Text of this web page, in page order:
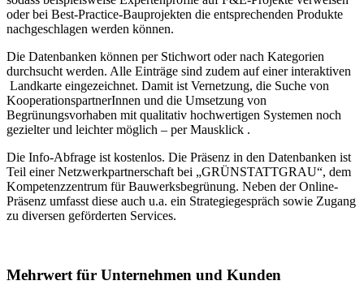
oder bei Best-Practice-Bauprojekten die entsprechenden Produkte
nachgeschlagen werden können.
Die Datenbanken können per Stichwort oder nach Kategorien
durchsucht werden. Alle Einträge sind zudem auf einer interaktiven
Landkarte eingezeichnet. Damit ist Vernetzung, die Suche von
KooperationspartnerInnen und die Umsetzung von
Begrünungsvorhaben mit qualitativ hochwertigen Systemen noch
gezielter und leichter möglich – per Mausklick .
Die Info-Abfrage ist kostenlos. Die Präsenz in den Datenbanken ist
Teil einer Netzwerkpartnerschaft bei „GRÜNSTATTGRAU“, dem
Kompetenzzentrum für Bauwerksbegrünung. Neben der Online-
Präsenz umfasst diese auch u.a. ein Strategiegespräch sowie Zugang
zu diversen geförderten Services.
Mehrwert für Unternehmen und Kunden